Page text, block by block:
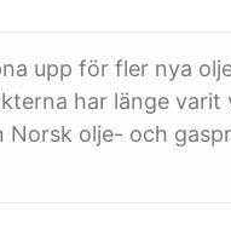
upp för fler nya
har länge
Norsk olje- och